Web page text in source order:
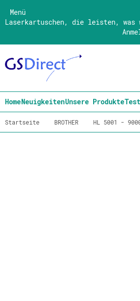
Menü
Laserkartuschen, die leisten, was
HomeNeuigkeitenUnsere Produkte
Startseite BROTHER HL 5001 -